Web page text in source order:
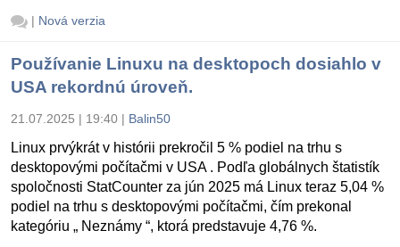
| Nová verzia
Používanie Linuxu na desktopoch dosiahlo v
USA rekordnú úroveň.
21.07.2025 | 19:40 | Balin50
Linux prvýkrát v histórii prekročil 5 % podiel na trhu s
desktopovými počítačmi v USA . Podľa globálnych štatistík
spoločnosti StatCounter za jún 2025 má Linux teraz 5,04 %
podiel na trhu s desktopovými počítačmi, čím prekonal
kategóriu „ Neznámy “, ktorá predstavuje 4,76 %.